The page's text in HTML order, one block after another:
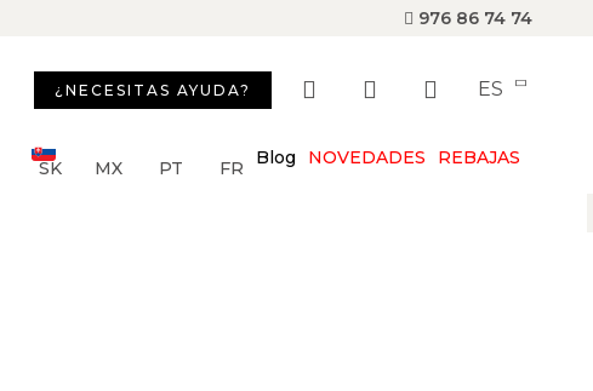
976 86 74 74
¿NECESITAS AYUDA? ES
SK MX PT FR Blog NOVEDADES REBAJAS